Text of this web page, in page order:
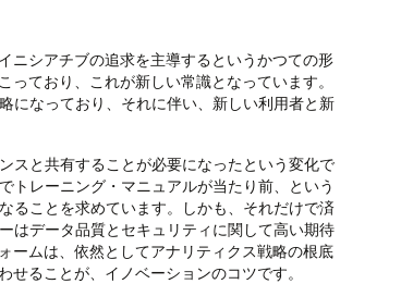
ニシアチブの追求を主導するというかつての形
ており、これが新しい常識となっています。
になっており、それに伴い、新しい利用者と新
スと共有することが必要になったという変化で
トレーニング・マニュアルが当たり前、という
ることを求めています。しかも、それだけで済
はデータ品質とセキュリティに関して高い期待
ームは、依然としてアナリティクス戦略の根底
ることが、イノベーションのコツです。